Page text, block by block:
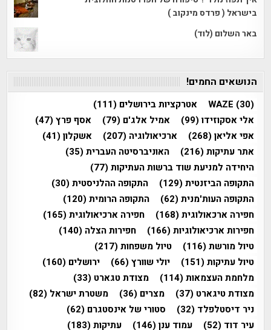
בישראל ( פרדס מינקוב )
באר השלום (לוד)
הנושאים החמים!
WAZE (30) אטרקציות בירושלים (111)
אלי אסקוזידו(99) אמיל אלג'ם (79) אסף פרץ(47)
אפי אליאן(268) ארכיאולוגיה (207) אשקלון(41)
אתר עתיקות(216) האוניברסיטה העברית(35)
היחידה למניעת שוד ברשות העתיקות(77)
התקופה הביזנטית(129) התקופה ההלניסטית(30)
התקופה העות'מנית(62) התקופה הרומית(120)
חפירה ארכאולוגית(168) חפירה ארכיאולוגית(165)
חפירות ארכיאולוגיות(166) חפירות הצלה (140)
טיול מורשת(116) טיול משפחות(217)
טיול עתיקות(151) יולי שוורץ(66) ירושלים (160)
מלחמת העצמאות(114) מצודת טגארט (33)
מצודת טיגארט (37) מצרים (36) משטרת ישראל (82)
ניר דיסטלפלד (32) סטורי של אינסטגרם (62)
עיר דוד (52) עמוד ענן(146) עתיקות(183)